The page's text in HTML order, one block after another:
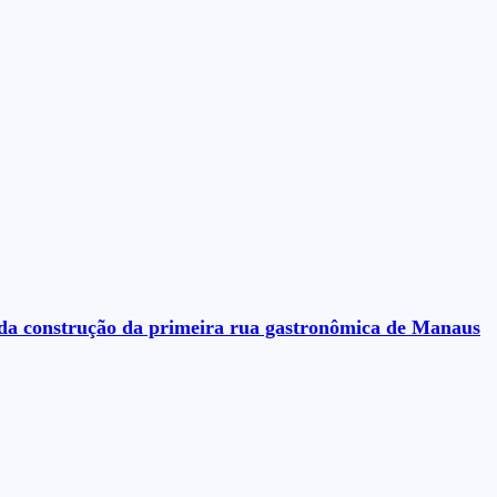
construção da primeira rua gastronômica de Manaus